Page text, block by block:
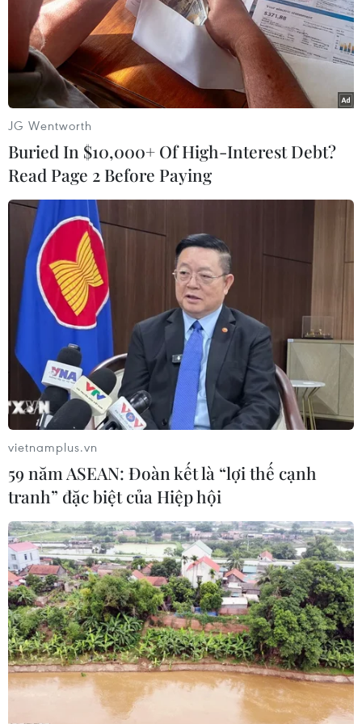
Hãng Nissan thông báo thu hồi gần
150.000 xe tại Nhật Bản
13/12/2018 08:42
Tập đoàn chế tạo ôtô Nhật Bản Nissan đã ra thông báo
thu hồi gần 150.000 xe tại thị trường này sau khi phát
hiện lỗi trong quá trình thử nghiệm phanh và đồng hồ
đo tốc độ.
KDB sẽ 'bơm' 750 triệu USD cho GM Korea
vào cuối tháng này
JG Wentworth
Buried In $10,000+ Of High-Interest Debt?
Read Page 2 Before Paying
vietnamplus.vn
59 năm ASEAN: Đoàn kết là “lợi thế cạnh
tranh” đặc biệt của Hiệp hội